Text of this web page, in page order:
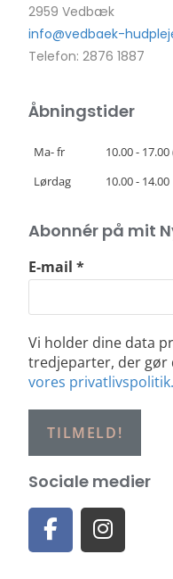
2959 Vedbæk
info@vedbaek-
Telefon: 2876 1887
Åbningstider
Ma- fr
10.00 -
Lørdag
10.00 - 14.00
Abonnér på mit
E-mail*
Vi holder dine data
tredjeparter, der gør
vores privatlivspolitik.
Sociale medier